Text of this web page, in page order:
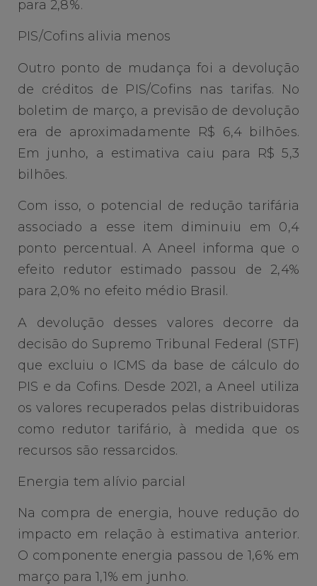
para 2,8%.
PIS/Cofins alivia menos
Outro ponto de mudança foi a devolução
de créditos de PIS/Cofins nas tarifas. No
boletim de março, a previsão de devolução
era de aproximadamente R$ 6,4 bilhões.
Em junho, a estimativa caiu para R$ 5,3
bilhões.
Com isso, o potencial de redução tarifária
associado a esse item diminuiu em 0,4
ponto percentual. A Aneel informa que o
efeito redutor estimado passou de 2,4%
para 2,0% no efeito médio Brasil.
A devolução desses valores decorre da
decisão do Supremo Tribunal Federal (STF)
que excluiu o ICMS da base de cálculo do
PIS e da Cofins. Desde 2021, a Aneel utiliza
os valores recuperados pelas distribuidoras
como redutor tarifário, à medida que os
recursos são ressarcidos.
Energia tem alívio parcial
Na compra de energia, houve redução do
impacto em relação à estimativa anterior.
O componente energia passou de 1,6% em
março para 1,1% em junho.